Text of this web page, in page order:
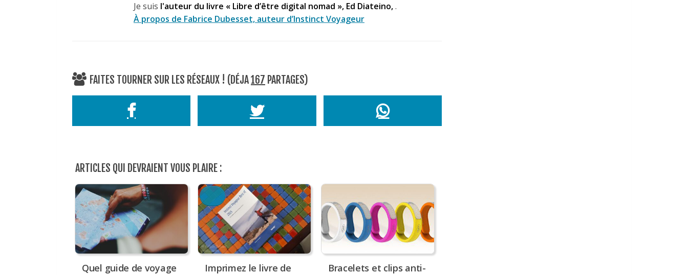
Je suis l'auteur du livre « Libre d’être digital nomad », Ed Diateino,.
À propos de Fabrice Dubesset, auteur d’Instinct Voyageur
FAITES TOURNER SUR LES RÉSEAUX ! (DÉJA167 PARTAGES)
ARTICLES QUI DEVRAIENT VOUS PLAIRE :
Quel guide de voyage
Imprimez le livre de
Bracelets et clips anti-